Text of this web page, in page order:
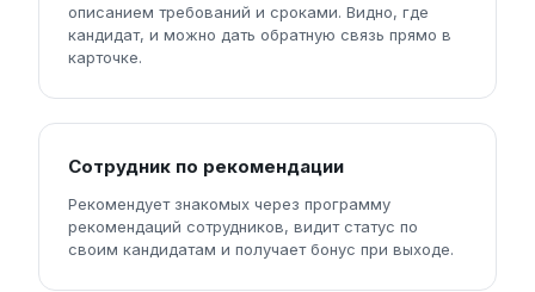
описанием требований и сроками. Видно, где
кандидат, и можно дать обратную связь прямо в
карточке.
Сотрудник по рекомендации
Рекомендует знакомых через программу
рекомендаций сотрудников, видит статус по
своим кандидатам и получает бонус при выходе.